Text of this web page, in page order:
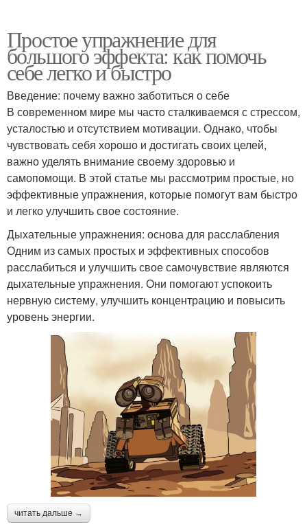
Простое упражнение для
большого эффекта: как помочь
себе легко и быстро
Введение: почему важно заботиться о себе
В современном мире мы часто сталкиваемся с стрессом,
усталостью и отсутствием мотивации. Однако, чтобы
чувствовать себя хорошо и достигать своих целей,
важно уделять внимание своему здоровью и
самопомощи. В этой статье мы рассмотрим простые, но
эффективные упражнения, которые помогут вам быстро
и легко улучшить свое состояние.
Дыхательные упражнения: основа для расслабления
Одним из самых простых и эффективных способов
расслабиться и улучшить свое самочувствие являются
дыхательные упражнения. Они помогают успокоить
нервную систему, улучшить концентрацию и повысить
уровень энергии.
читать дальше →